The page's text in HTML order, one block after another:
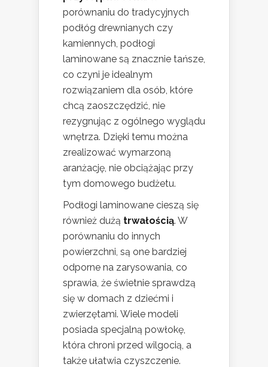
porównaniu do tradycyjnych
podłóg drewnianych czy
kamiennych, podłogi
laminowane są znacznie tańsze,
co czyni je idealnym
rozwiązaniem dla osób, które
chcą zaoszczędzić, nie
rezygnując z ogólnego wyglądu
wnętrza. Dzięki temu można
zrealizować wymarzoną
aranżację, nie obciążając przy
tym domowego budżetu.
Podłogi laminowane cieszą się
również dużą trwałością. W
porównaniu do innych
powierzchni, są one bardziej
odporne na zarysowania, co
sprawia, że świetnie sprawdzą
się w domach z dziećmi i
zwierzętami. Wiele modeli
posiada specjalną powłokę,
która chroni przed wilgocią, a
także ułatwia czyszczenie.